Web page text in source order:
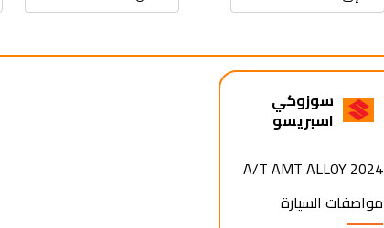
سوزوكي
اسبريسو
A/T AMT ALLOY 2024
مواصفات السيارة